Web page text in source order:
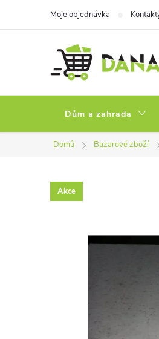
Moje objednávka
Dům a zahrada
Domů Bazarové zboží
Akce